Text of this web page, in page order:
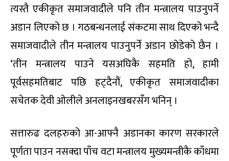
त्यस्तै एकीकृत समाजवादीले पनि तीन मन्त्रालय पाउनुपर्ने
अडान लिएको छ । गठबन्धनलाई संकटमा साथ दिएको भन्दै
समाजवादीले तीन मन्त्रालय पाउनुपर्ने अडान छोडेको छैन ।
‘तीन मन्त्रालय पाउने यसअघिकै सहमति हो, हामी
पूर्वसहमतिबाट पछि हट्दैनौं, एकीकृत समाजवादीका
सचेतक देवी ओलीले अनलाइनखबरसँग भनिन् ।
सत्तारुढ दलहरुको आ-आफ्नै अडानका कारण सरकारले
पूर्णता पाउन नसक्दा पाँच वटा मन्त्रालय मुख्यमन्त्रीकै काँधमा